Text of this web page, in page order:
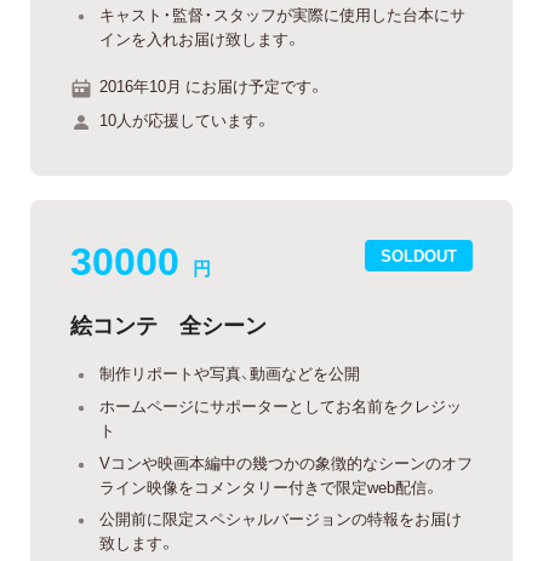
キャスト・監督・スタッフが実際に使用した台本にサ
インを入れお届け致します。
2016年10月 にお届け予定です。
10人が応援しています。
SOLDOUT
30000 円
絵コンテ 全シーン
制作リポートや写真、動画などを公開
ホームページにサポーターとしてお名前をクレジッ
ト
Vコンや映画本編中の幾つかの象徴的なシーンのオフ
ライン映像をコメンタリー付きで限定web配信。
公開前に限定スペシャルバージョンの特報をお届け
致します。